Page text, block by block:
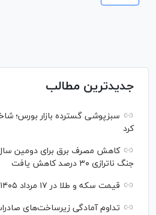
جدیدترین مطالب
کرد
کاهش مصرف برق برای دومین سال
جنگ ناترازی ۳۰ درصد کاهش یافت
قیمت سکه و طلا در ۱۷ مرداد ۱۴۰۵
تداوم آمادگی زیرساخت‌های